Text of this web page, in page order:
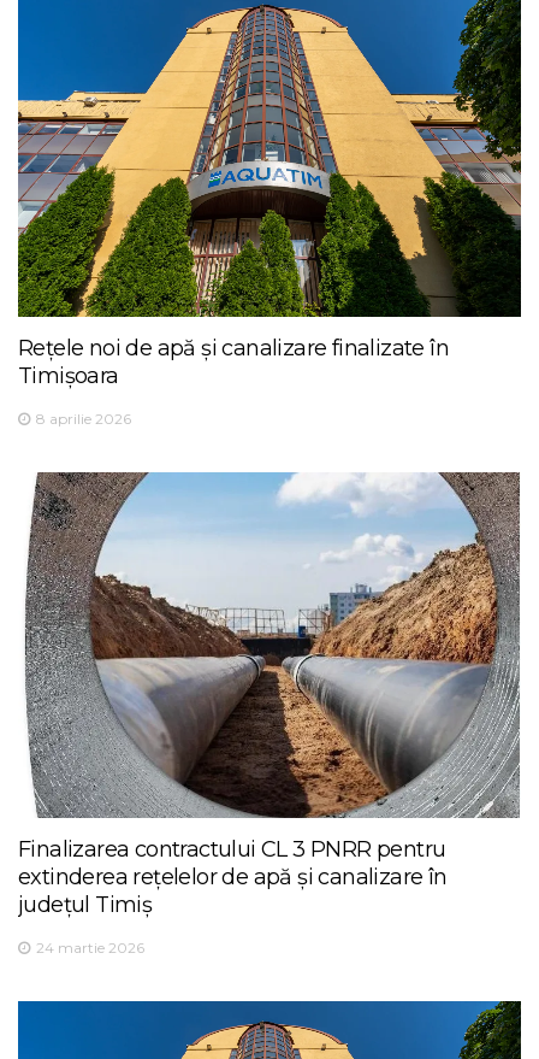
Rețele noi de apă și canalizare finalizate în
Timișoara
8 aprilie 2026
Finalizarea contractului CL 3 PNRR pentru
extinderea rețelelor de apă și canalizare în
județul Timiș
24 martie 2026